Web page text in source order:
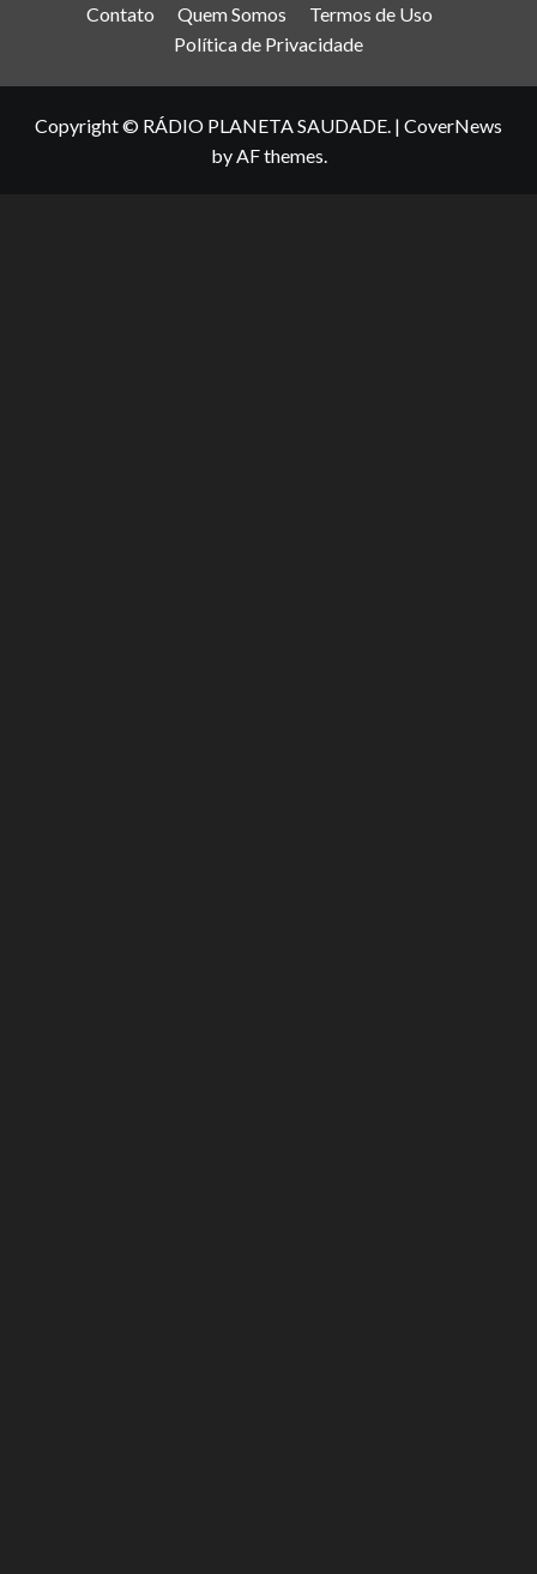
Contato Quem Somos
Termos de Uso
Política de Privacidade
Copyright © RÁDIO PLANETA SAUDADE. | CoverNews
by AF themes.